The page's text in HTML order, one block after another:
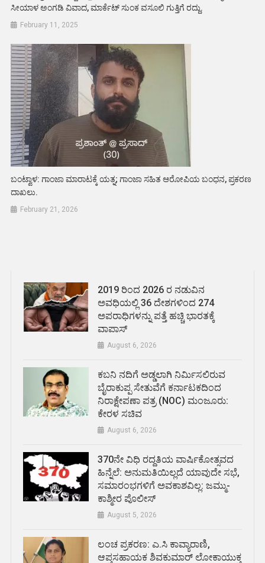
ಸೀಯಾಳ ಅಂಗಡಿ ವಿವಾದ, ಮಾರ್ಕೆಟ್ ಸುಂಕ ವಸೂಲಿ ಗುತ್ತಿಗೆ ರದ್ದು.
February 11, 2025
ಬಂಟ್ವಾಳ: ಗಾಂಜಾ ಮಾರಾಟಕ್ಕೆ ಯತ್ನ; ಗಾಂಜಾ ಸಹಿತ ಆರೋಪಿಯ ಬಂಧನ, ಪ್ರಕರಣ
ದಾಖಲು.
February 21, 2026
2019 ರಿಂದ 2026 ರ ನಡುವಿನ
ಅವಧಿಯಲ್ಲಿ 36 ದೇಶಗಳಿಂದ 274
ಅಪರಾಧಿಗಳನ್ನು ಪತ್ತೆ ಹಚ್ಚಿ ಭಾರತಕ್ಕೆ
ವಾಪಾಸ್
August 6, 2026
ಕಬನಿ ನದಿಗೆ ಅಡ್ಡಲಾಗಿ ನಿರ್ಮಿಸಲಿರುವ
ಬೈರಾಕುಪ್ಪ ಸೇತುವೆಗೆ ಕರ್ನಾಟಕದಿಂದ
ನಿರಾಕ್ಷೇಪಣಾ ಪತ್ರ (NOC) ಮಂಜೂರು:
ಕೇರಳ ಸಚಿವ
August 6, 2026
370ನೇ ವಿಧಿ ರದ್ದತಿಯ ವಾರ್ಷಿಕೋತ್ಸವದ
ಹಿನ್ನೆಲೆ: ಅನುಮತಿಯಿಲ್ಲದೆ ಯಾವುದೇ ಸಭೆ,
ಸಮಾರಂಭಗಳಿಗೆ ಅವಕಾಶವಿಲ್ಲ: ಜಮ್ಮು-
ಕಾಶ್ಮೀರ ಪೊಲೀಸ್
August 5, 2026
ಲಂಚ ಪ್ರಕರಣ: ಎ.ಸಿ ಕಾವ್ಯಾರಾಣಿ,
ಆಪ್ತಸಹಾಯಕ ಶಿವಕುಮಾರ್‌ ಲೋಕಾಯುಕ್ತ